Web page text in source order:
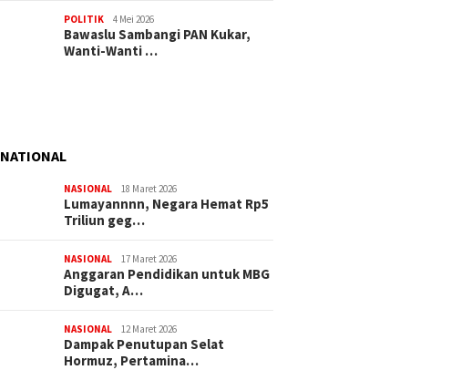
POLITIK 4 Mei 2026
Bawaslu Sambangi PAN Kukar,
Wanti-Wanti …
NATIONAL
NASIONAL 18 Maret 2026
Lumayannnn, Negara Hemat Rp5
Triliun geg…
NASIONAL 17 Maret 2026
Anggaran Pendidikan untuk MBG
Digugat, A…
NASIONAL 12 Maret 2026
Dampak Penutupan Selat
Hormuz, Pertamina…